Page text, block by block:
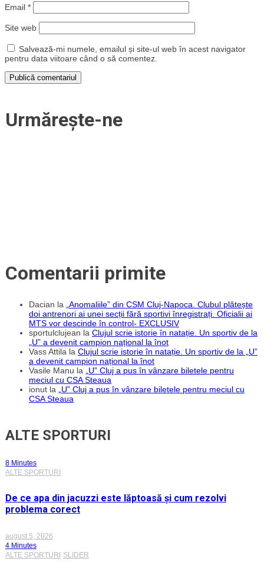
Email *
Site web
Salvează-mi numele, emailul și site-ul web în acest navigator
pentru data viitoare când o să comentez.
Urmărește-ne
Comentarii primite
Dacian la „Anomaliile” din CSM Cluj-Napoca. Clubul plătește
doi antrenori ai unei secții fără sportivi înregistrați. Oficialii ai
MTS vor descinde în control- EXCLUSIV
sportulclujean la Clujul scrie istorie în natație. Un sportiv de la
„U” a devenit campion național la înot
Vass Attila la Clujul scrie istorie în natație. Un sportiv de la „U”
a devenit campion național la înot
Vasile Manu la „U” Cluj a pus în vânzare biletele pentru
meciul cu CSA Steaua
ionut la „U” Cluj a pus în vânzare biletele pentru meciul cu
CSA Steaua
ALTE SPORTURI
8 Minutes
ALTE SPORTURI
De ce apa din jacuzzi este lăptoasă și cum rezolvi
problema corect
august 5, 2026
4 Minutes
ALTE SPORTURI SLIDER